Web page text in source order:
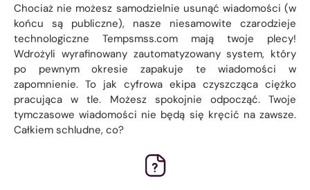
Chociaż nie możesz samodzielnie usunąć wiadomości (w
końcu są publiczne), nasze niesamowite czarodzieje
technologiczne Tempsmss.com mają twoje plecy!
Wdrożyli wyrafinowany zautomatyzowany system, który
po pewnym okresie zapakuje te wiadomości w
zapomnienie. To jak cyfrowa ekipa czyszcząca ciężko
pracująca w tle. Możesz spokojnie odpocząć. Twoje
tymczasowe wiadomości nie będą się kręcić na zawsze.
Całkiem schludne, co?